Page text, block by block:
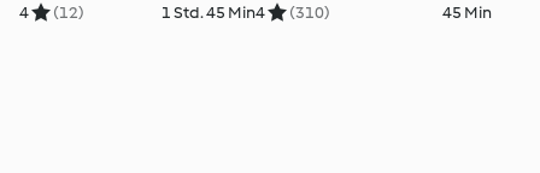
4 (12) 1 Std. 45 Min4 (310) 45 Min